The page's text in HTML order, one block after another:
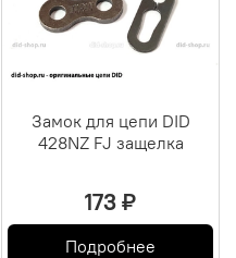
Замок для цепи DID
428NZ FJ защелка
173 ₽
Подробнее